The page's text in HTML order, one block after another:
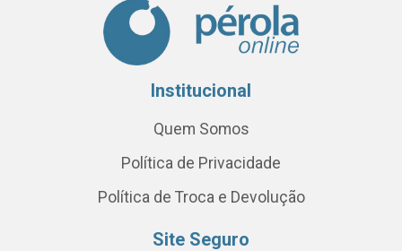
Institucional
Quem Somos
Política de Privacidade
Política de Troca e Devolução
Site Seguro